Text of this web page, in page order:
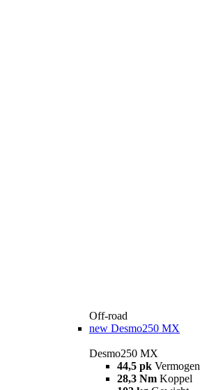
Off-road
new Desmo250 MX
Desmo250 MX
44,5 pk Vermogen
28,3 Nm Koppel